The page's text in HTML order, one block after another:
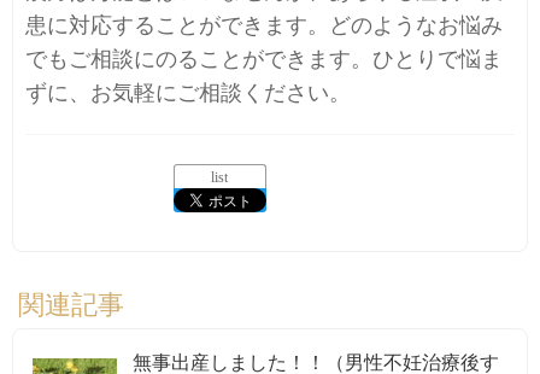
患に対応することができます。どのようなお悩み
でもご相談にのることができます。ひとりで悩ま
ずに、お気軽にご相談ください。
list
関連記事
無事出産しました！！（男性不妊治療後す